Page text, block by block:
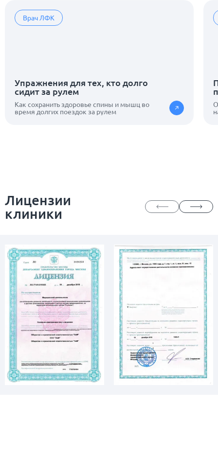
Врач ЛФК
Упражнения для тех, кто долго
сидит за рулем
Как сохранить здоровье спины и мышц во
время долгих поездок за рулем
Лицензии
клиники